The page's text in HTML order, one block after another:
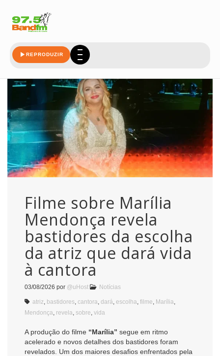
REPRODUZIR
Filme sobre Marília
Mendonça revela
bastidores da escolha
da atriz que dará vida
à cantora
03/08/2026 por @uHost Notícias
atriz bastidores cantora dará escolha filme Marília
Mendonça revela sobre vida
A produção do filme “Marília” segue em ritmo
acelerado e novos detalhes dos bastidores foram
revelados. Um dos maiores desafios enfrentados pela